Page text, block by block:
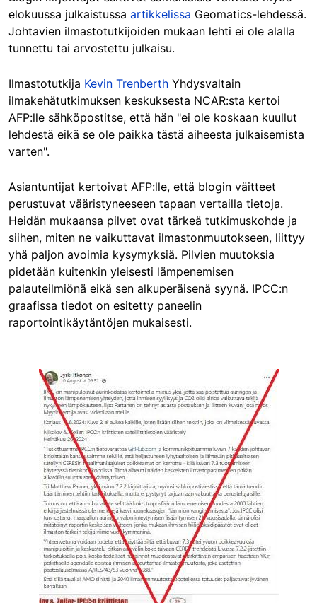
elokuussa julkaistussa artikkelissa Geomatics-lehdessä.
Johtavien ilmastotutkijoiden mukaan lehti ei ole alalla
tunnettu tai arvostettu julkaisu.
Ilmastotutkija Kevin Trenberth Yhdysvaltain
ilmakehätutkimuksen keskuksesta NCAR:sta kertoi
AFP:lle sähköpostitse, että hän "ei ole koskaan kuullut
lehdestä eikä se ole paikka tästä aiheesta julkaisemista
varten".
Asiantuntijat kertoivat AFP:lle, että blogin väitteet
perustuvat vääristyneeseen tapaan vertailla tietoja.
Heidän mukaansa pilvet ovat tärkeä tutkimuskohde ja
siihen, miten ne vaikuttavat ilmastonmuutokseen, liittyy
yhä paljon avoimia kysymyksiä. Pilvien muutoksia
pidetään kuitenkin yleisesti lämpenemisen
palauteilmiönä eikä sen alkuperäisenä syynä. IPCC:n
graafissa tiedot on esitetty paneelin
raportointikäytäntöjen mukaisesti.
Image